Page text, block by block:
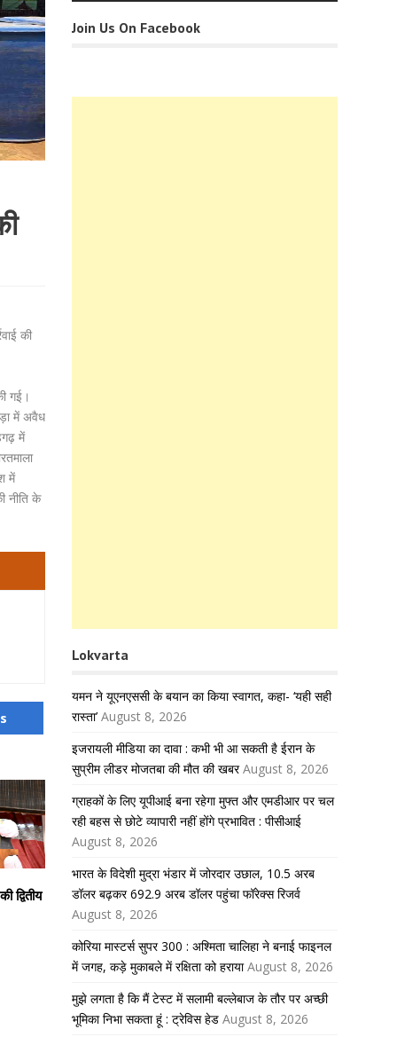
की
गई।
में अवैध
में
में
नीति के
द्वितीय
Join Us On Facebook
Lokvarta
यमन ने यूएनएससी के बयान का किया स्वागत, कहा- ‘यही सही
रास्ता’ August 8, 2026
इजरायली मीडिया का दावा : कभी भी आ सकती है ईरान के
सुप्रीम लीडर मोजतबा की मौत की खबर August 8, 2026
ग्राहकों के लिए यूपीआई बना रहेगा मुफ्त और एमडीआर पर चल
रही बहस से छोटे व्यापारी नहीं होंगे प्रभावित : पीसीआई
August 8, 2026
भारत के विदेशी मुद्रा भंडार में जोरदार उछाल, 10.5 अरब
डॉलर बढ़कर 692.9 अरब डॉलर पहुंचा फॉरेक्स रिजर्व
August 8, 2026
कोरिया मास्टर्स सुपर 300 : अश्मिता चालिहा ने बनाई फाइनल
में जगह, कड़े मुकाबले में रक्षिता को हराया August 8, 2026
मुझे लगता है कि मैं टेस्ट में सलामी बल्लेबाज के तौर पर अच्छी
भूमिका निभा सकता हूं : ट्रेविस हेड August 8, 2026